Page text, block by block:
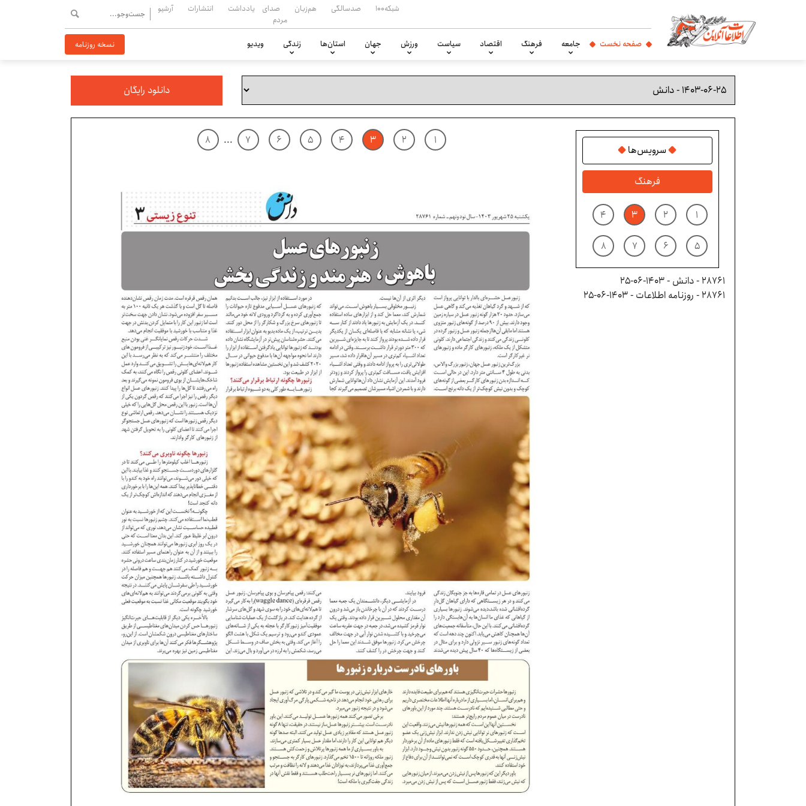
شبکه۱۰۰ صدسالگی هم‌زبان
صدای
مردم
یادداشت انتشارات آرشیو
صفحه نخست جامعه فرهنگ اقتصاد سیاست ورزش جهان استان‌ها زندگی ویدیو نسخه روزنامه
دانلود رایگان
سرویس‌ها
فرهنگ
۱ ۲ ۳ ۴
۵ ۶ ۷ ۸
28761 - دانش - ۱۴۰۳-۰۶-۲۵
28761 - روزنامه اطلاعات - ۱۴۰۳-۰۶-۲۵
۱ ۲ ۳ ۴ ۵ ۶ ۷ ... ۸